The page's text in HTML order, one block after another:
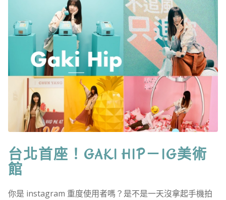
台北首座！GAKI HIP－IG美術
館
你是 instagram 重度使用者嗎？是不是一天沒拿起手機拍